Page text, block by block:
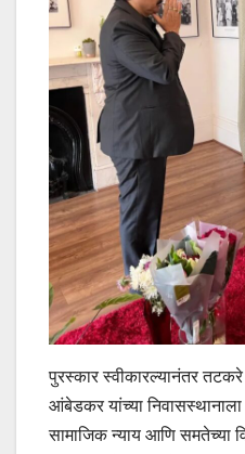
पुरस्कार स्वीकारल्यानंतर
आंबेडकर यांच्या निवासस्थानाला
सामाजिक न्याय आणि समतेच्या